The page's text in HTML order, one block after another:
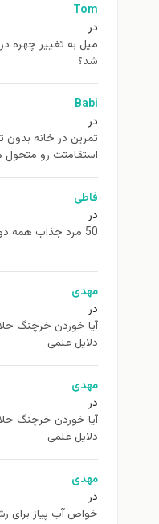
Tom
در
ميل به تغيير چهره
شد؟
Babi
در
استقامتت رو متحول
فاطی
در
50 مرد جذاب همه دوران ها
مهدی
در
آیا خوردن خرچنگ
دلایل علمی
مهدی
در
آیا خوردن خرچنگ
دلایل علمی
مهدی
در
خواص آب پیاز برای